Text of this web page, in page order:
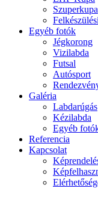
Szuperkupa
Felkészülési
Egyéb fotók
Jégkorong
Vizilabda
Futsal
Autósport
Galéria
Labdarúgás
Kézilabda
Egyéb
Referencia
Kapcsolat